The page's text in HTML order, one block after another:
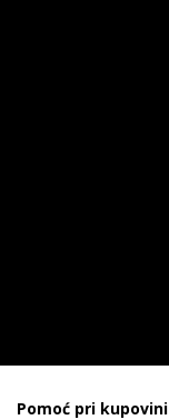
Pomoć pri kupovini